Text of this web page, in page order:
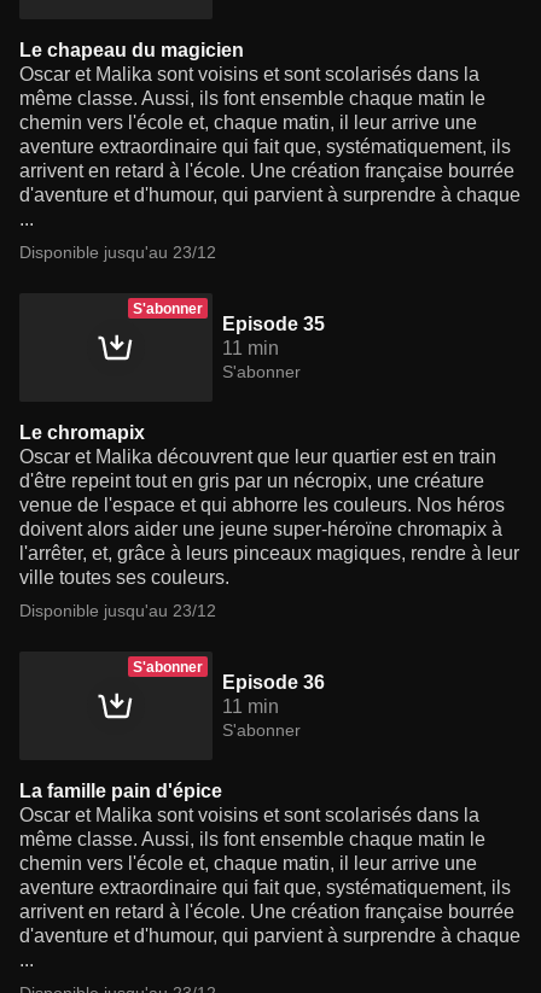
Le chapeau du magicien
Oscar et Malika sont voisins et sont scolarisés dans la
même classe. Aussi, ils font ensemble chaque matin le
chemin vers l'école et, chaque matin, il leur arrive une
aventure extraordinaire qui fait que, systématiquement, ils
arrivent en retard à l'école. Une création française bourrée
d'aventure et d'humour, qui parvient à surprendre à chaque
...
Disponible jusqu'au 23/12
S'abonner
Episode 35
11 min
S'abonner
Le chromapix
Oscar et Malika découvrent que leur quartier est en train
d'être repeint tout en gris par un nécropix, une créature
venue de l'espace et qui abhorre les couleurs. Nos héros
doivent alors aider une jeune super-héroïne chromapix à
l'arrêter, et, grâce à leurs pinceaux magiques, rendre à leur
ville toutes ses couleurs.
Disponible jusqu'au 23/12
S'abonner
Episode 36
11 min
S'abonner
La famille pain d'épice
Oscar et Malika sont voisins et sont scolarisés dans la
même classe. Aussi, ils font ensemble chaque matin le
chemin vers l'école et, chaque matin, il leur arrive une
aventure extraordinaire qui fait que, systématiquement, ils
arrivent en retard à l'école. Une création française bourrée
d'aventure et d'humour, qui parvient à surprendre à chaque
...